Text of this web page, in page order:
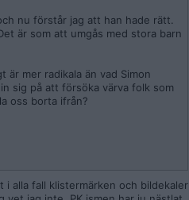
nu förstår jag att han hade rätt.
är som att umgås med stora barn
mer radikala än vad Simon
sig på att försöka värva folk som
oss borta ifrån?
i alla fall klistermärken och bildekaler